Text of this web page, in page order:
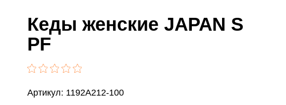
Кеды женские JAPAN S
PF
Артикул: 1192A212-100